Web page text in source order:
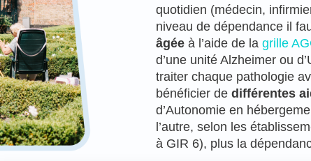
quotidien (médecin,
niveau de dépendance il
âgéeà l’aide de la grille
d’une unité Alzheimer ou
traiter chaque pathologie
bénéficier de différentes
d’Autonomie en
l’autre, selon les
à GIR 6), plus la